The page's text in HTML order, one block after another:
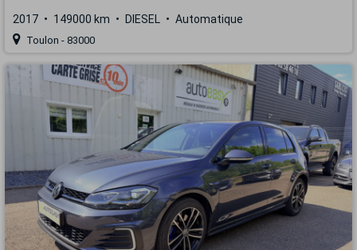
2017 149000 km DIESEL Automatique
Toulon - 83000